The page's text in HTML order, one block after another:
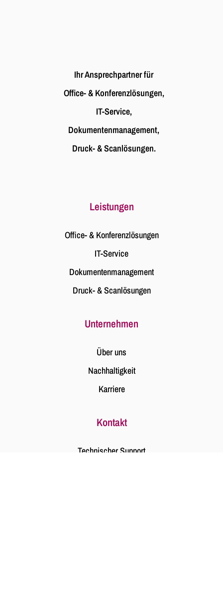
Ihr Ansprechpartner für
Office- & Konferenzlösungen,
IT-Service,
Dokumenten­management,
Druck- & Scanlösungen.
Leistungen
Office- & Konferenzlösungen
IT-Service
Dokumenten­management
Druck- & Scanlösungen
Unternehmen
Über uns
Nachhaltigkeit
Karriere
Kontakt
Technischer Support